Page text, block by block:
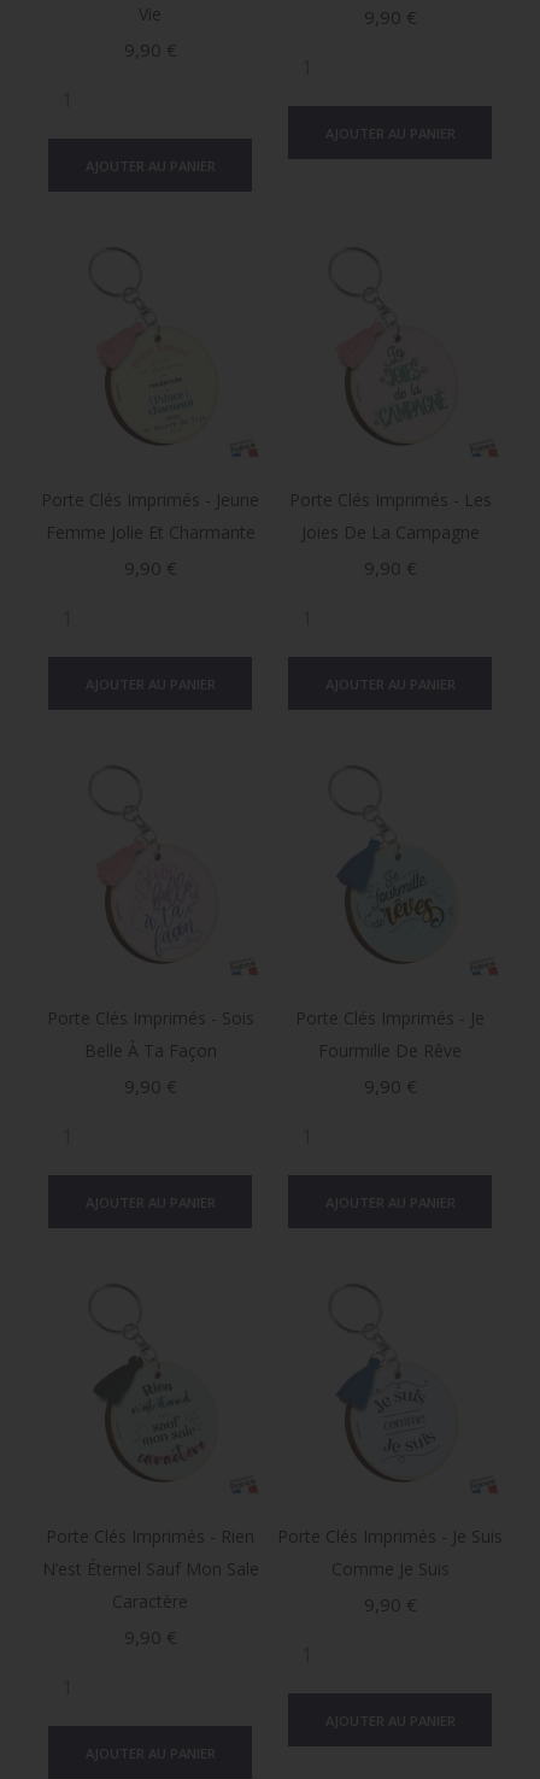
Vie
Prix
9,90 €
Prix
9,90 €
Porte Clés Imprimés - Jeune
Femme Jolie Et Charmante
Prix
9,90 €
Porte Clés Imprimés - Les
Joies De La Campagne
Prix
9,90 €
Porte Clés Imprimés - Sois
Belle À Ta Façon
Prix
9,90 €
Porte Clés Imprimés - Je
Fourmille De Rêve
Prix
9,90 €
Porte Clés Imprimés - Rien
N’est Éternel Sauf Mon Sale
Caractère
Prix
9,90 €
Porte Clés Imprimés - Je Suis
Comme Je Suis
Prix
9,90 €